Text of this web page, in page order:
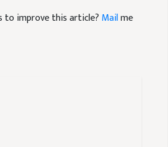
to improve this article? Mailme